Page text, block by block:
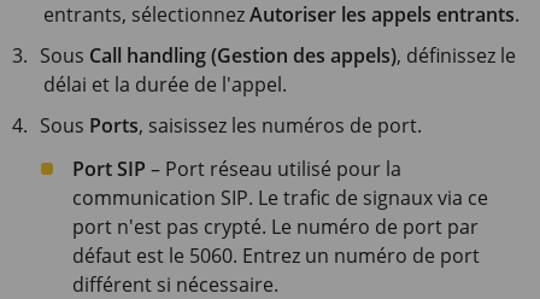
entrants, sélectionnezAutoriser les appels entrants.
Sous Call handling (Gestion des appels), définissez le
délai et la durée de l'appel.
Sous Ports, saisissez les numéros de port.
Port SIP – Port réseau utilisé pour la
communication SIP. Le trafic de signaux via ce
port n'est pas crypté. Le numéro de port par
défaut est le 5060. Entrez un numéro de port
différent si nécessaire.